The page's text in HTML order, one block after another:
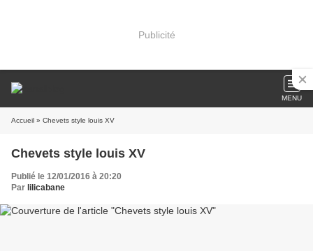
Publicité
MENU
Accueil » Chevets style louis XV
Chevets style louis XV
Publié le 12/01/2016 à 20:20
Par lilicabane